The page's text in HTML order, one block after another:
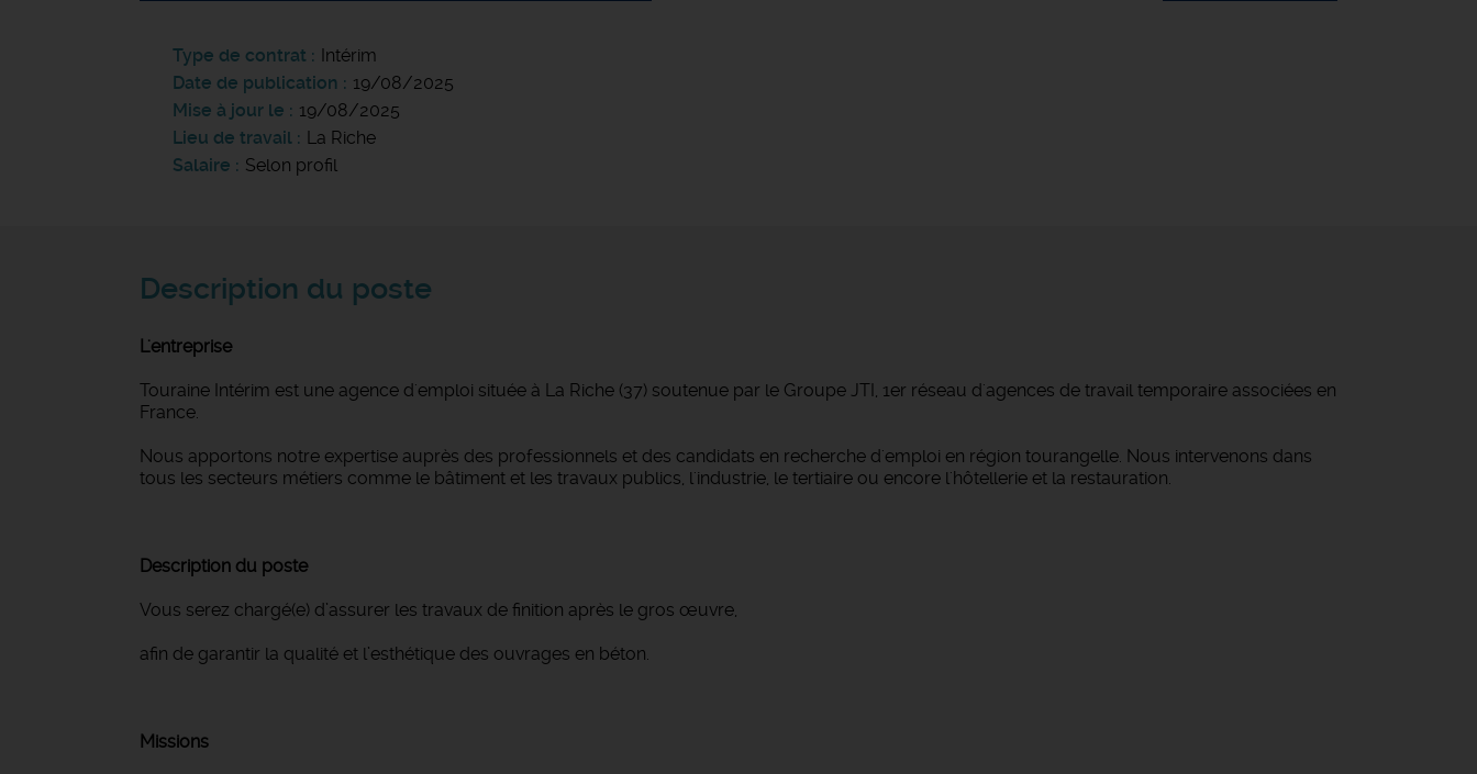
Type de contrat
Intérim
Date de publication
19/08/2025
Mise à jour le
19/08/2025
Lieu de travail
La Riche
Salaire
Selon profil
Description du poste
L'entreprise
Touraine Intérim est une agence d'emploi située à La Riche (37) soutenue par le Groupe JTI, 1er réseau d'agences de travail temporaire associées en
France.
Nous apportons notre expertise auprès des professionnels et des candidats en recherche d'emploi en région tourangelle. Nous intervenons dans
tous les secteurs métiers comme le bâtiment et les travaux publics, l'industrie, le tertiaire ou encore l'hôtellerie et la restauration.
Description du poste
Vous serez chargé(e) d’assurer les travaux de finition après le gros œuvre,
afin de garantir la qualité et l’esthétique des ouvrages en béton.
Missions